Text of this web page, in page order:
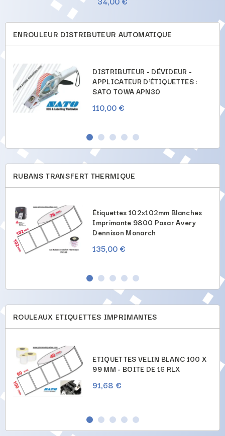
ENROULEUR DISTRIBUTEUR AUTOMATIQUE
DISTRIBUTEUR - DÉVIDEUR -
APPLICATEUR D'ÉTIQUETTES :
SATO TOWA APN30
110,00 €
RUBANS TRANSFERT THERMIQUE
Étiquettes 102x102mm Blanches
Imprimante 9800 Paxar Avery
Dennison Monarch
135,00 €
ROULEAUX ETIQUETTES IMPRIMANTES
ETIQUETTES VELIN BLANC 100 X
99 MM - BOITE DE 16 RLX
91,68 €